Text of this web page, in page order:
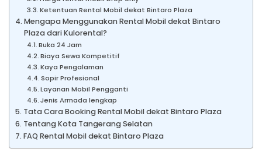
Ketentuan Rental Mobil dekat Bintaro Plaza
Mengapa Menggunakan Rental Mobil dekat Bintaro
Plaza dari Kulorental?
Buka 24 Jam
Biaya Sewa Kompetitif
Kaya Pengalaman
Sopir Profesional
Layanan Mobil Pengganti
Jenis Armada lengkap
Tata Cara Booking Rental Mobil dekat Bintaro Plaza
Tentang Kota Tangerang Selatan
FAQ Rental Mobil dekat Bintaro Plaza